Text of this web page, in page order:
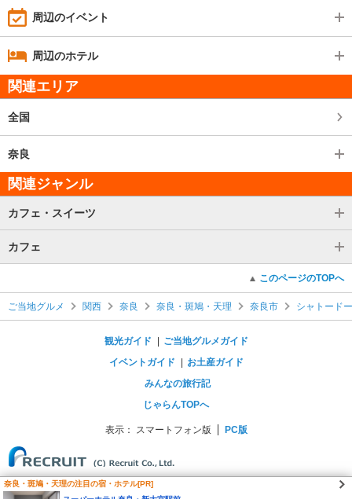
周辺のイベント
周辺のホテル
関連エリア
全国
奈良
関連ジャンル
カフェ・スイーツ
カフェ
このページのTOPへ
ご当地グルメ 関西 奈良 奈良・斑鳩・天理 奈良市 シャトード
観光ガイド
ご当地グルメガイド
イベントガイド
お土産ガイド
みんなの旅行記
じゃらんTOPへ
表示： スマートフォン版 PC版
奈良・斑鳩・天理の注目の宿・ホテル[PR]